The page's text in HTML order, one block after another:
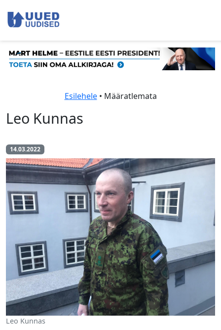
Esilehele• Määratlemata
Leo Kunnas
14.03.2022
Leo Kunnas